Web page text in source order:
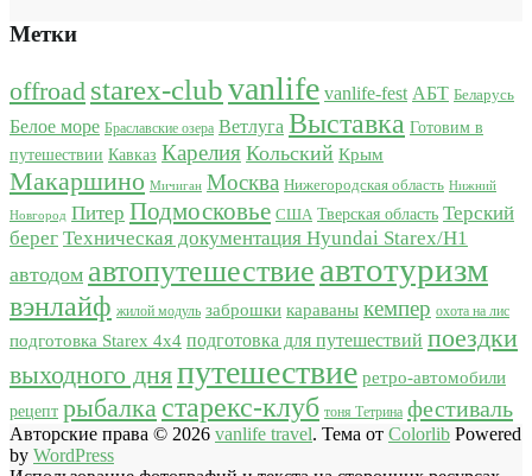
Метки
offroad starex-clubvanlife vanlife-fest АБТ Беларусь
Белое море Браславские озера Ветлуга Выставка Готовим в
путешествии Кавказ Карелия Кольский Крым
Макаршино Мичиган Москва Нижегородская область Нижний
Новгород Питер Подмосковье США Тверская область Терский
берег Техническая документация Hyundai Starex/H1
автодом автопутешествие автотуризм
вэнлайф жилой модуль заброшки караваны кемпер охота на лис
подготовка Starex 4x4 подготовка для путешествий поездки
выходного дняпутешествие ретро-автомобили
рецепт рыбалка старекс-клуб тоня Тетрина фестиваль
Авторские права © 2026 vanlife travel. Тема от Colorlib Powered
by WordPress